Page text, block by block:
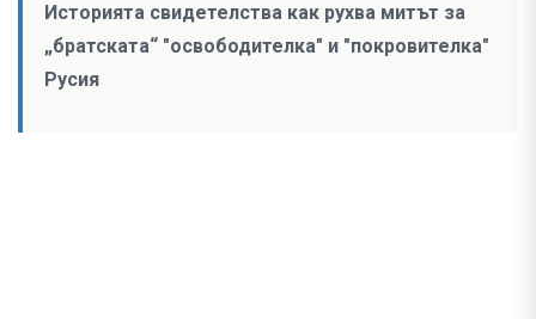
Историята свидетелства как рухва митът за
„братската“ "освободителка" и "покровителка"
Русия